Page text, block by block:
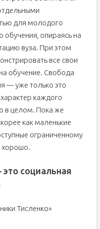
для молодого
опираясь на
вуза. При этом
все свои
обучение. Свобода
— уже только это
каждого
в целом. Пока же
как маленькие
ограниченному
хорошо.
социальная
Тисленко»